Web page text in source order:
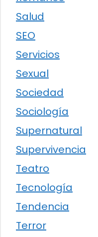
Salud
SEO
Servicios
Sexual
Sociedad
Sociología
Supernatural
Supervivencia
Teatro
Tecnología
Tendencia
Terror